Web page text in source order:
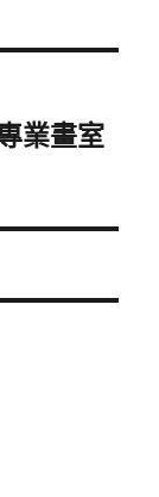
業畫室